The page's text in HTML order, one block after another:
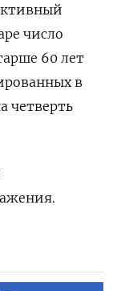
число
60 лет
в
четверть